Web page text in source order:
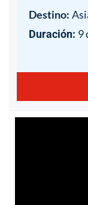
Destino:
Duración: 9